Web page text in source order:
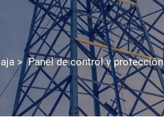
>Panel de control y protección